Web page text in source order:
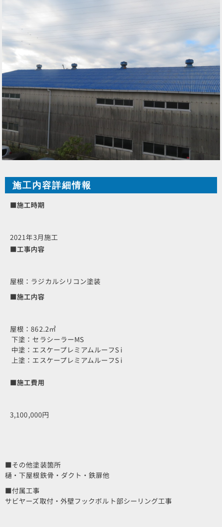
施工内容詳細情報
■施工時期
2021年3月施工
■工事内容
屋根：ラジカルシリコン塗装
■施工内容
屋根：862.2㎡
下塗：セラシーラーMS
中塗：エスケープレミアムルーフS i
上塗：エスケープレミアムルーフS i
■施工費用
3,100,000円
■その他塗装箇所
樋・下屋根鉄骨・ダクト・鉄扉他
■付属工事
サビヤーズ取付・外壁フックボルト部シーリング工事